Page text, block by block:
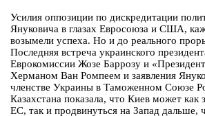
Усилия оппозиции по дискредитации
Януковича в глазах Евросоюза и США,
возымели успеха. Но и до реального
Последняя встреча украинского
Еврокомиссии Жозе Баррозу и
Херманом Ван Ромпеем и заявления
членстве Украины в Таможенном Союзе
Казахстана показала, что Киев может
ЕС, так и продвинуться на Запад дальше,